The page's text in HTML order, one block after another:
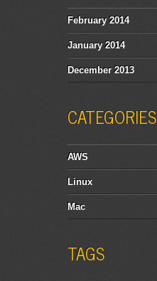
February 2014
January 2014
December 2013
CATEGORIES
AWS
Linux
Mac
TAGS